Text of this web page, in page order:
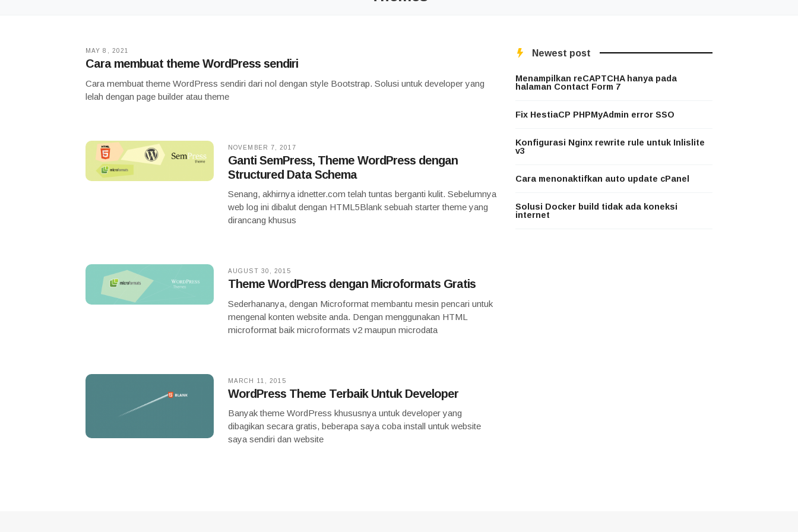
MAY 8, 2021
Cara membuat theme WordPress sendiri
Cara membuat theme WordPress sendiri dari nol dengan style Bootstrap. Solusi untuk developer yang
lelah dengan page builder atau theme
NOVEMBER 7, 2017
Ganti SemPress, Theme WordPress dengan
Structured Data Schema
Senang, akhirnya idnetter.com telah tuntas berganti kulit. Sebelumnya
web log ini dibalut dengan HTML5Blank sebuah starter theme yang
dirancang khusus
AUGUST 30, 2015
Theme WordPress dengan Microformats Gratis
Sederhananya, dengan Microformat membantu mesin pencari untuk
mengenal konten website anda. Dengan menggunakan HTML
microformat baik microformats v2 maupun microdata
MARCH 11, 2015
WordPress Theme Terbaik Untuk Developer
Banyak theme WordPress khususnya untuk developer yang
dibagikan secara gratis, beberapa saya coba install untuk website
saya sendiri dan website
Newest post
Menampilkan reCAPTCHA hanya pada
halaman Contact Form 7
Fix HestiaCP PHPMyAdmin error SSO
Konfigurasi Nginx rewrite rule untuk Inlislite
v3
Cara menonaktifkan auto update cPanel
Solusi Docker build tidak ada koneksi
internet